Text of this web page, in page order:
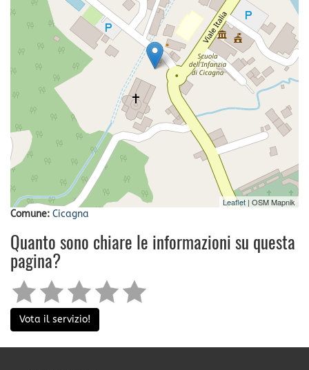
Leaflet | OSM Mapnik
Comune: Cicagna
Quanto sono chiare le informazioni su questa
pagina?
Vota il servizio!